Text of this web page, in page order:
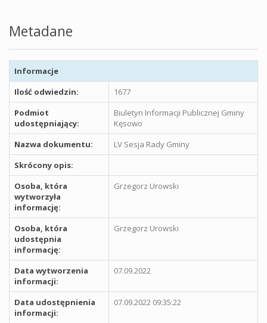
Metadane
Informacje
Ilość odwiedzin:
1677
Podmiot
udostępniający:
Biuletyn Informacji Publicznej Gminy
Kęsowo
Nazwa dokumentu:
LV Sesja Rady Gminy
Skrócony opis:
Osoba, która
wytworzyła
informację:
Grzegorz Urowski
Osoba, która
udostępnia
informację:
Grzegorz Urowski
Data wytworzenia
informacji:
07.09.2022
Data udostępnienia
informacji:
07.09.2022 09:35:22